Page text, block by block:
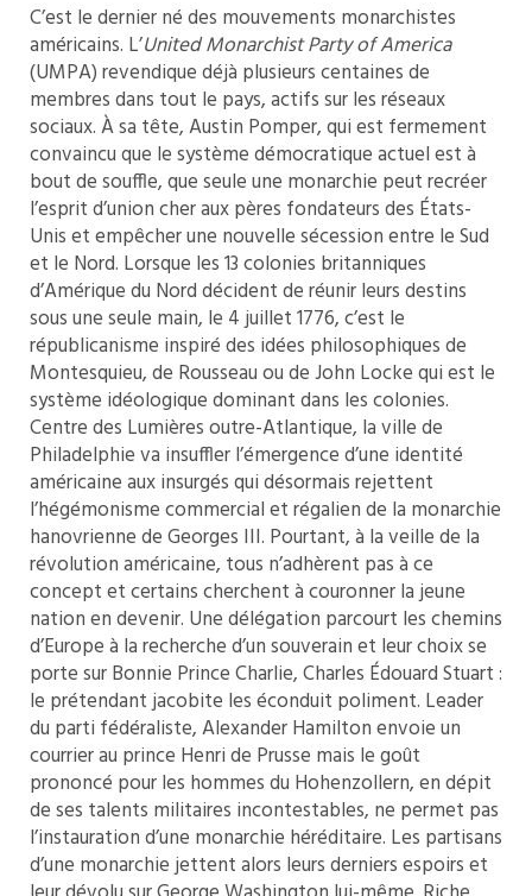
C’est le dernier né des mouvements monarchistes
américains. L’United Monarchist Party of America
(UMPA) revendique déjà plusieurs centaines de
membres dans tout le pays, actifs sur les réseaux
sociaux. À sa tête, Austin Pomper, qui est fermement
convaincu que le système démocratique actuel est à
bout de souffle, que seule une monarchie peut recréer
l’esprit d’union cher aux pères fondateurs des États-
Unis et empêcher une nouvelle sécession entre le Sud
et le Nord. Lorsque les 13 colonies britanniques
d’Amérique du Nord décident de réunir leurs destins
sous une seule main, le 4 juillet 1776, c’est le
républicanisme inspiré des idées philosophiques de
Montesquieu, de Rousseau ou de John Locke qui est le
système idéologique dominant dans les colonies.
Centre des Lumières outre-Atlantique, la ville de
Philadelphie va insuffler l’émergence d’une identité
américaine aux insurgés qui désormais rejettent
l’hégémonisme commercial et régalien de la monarchie
hanovrienne de Georges III. Pourtant, à la veille de la
révolution américaine, tous n’adhèrent pas à ce
concept et certains cherchent à couronner la jeune
nation en devenir. Une délégation parcourt les chemins
d’Europe à la recherche d’un souverain et leur choix se
porte sur Bonnie Prince Charlie, Charles Édouard Stuart :
le prétendant jacobite les éconduit poliment. Leader
du parti fédéraliste, Alexander Hamilton envoie un
courrier au prince Henri de Prusse mais le goût
prononcé pour les hommes du Hohenzollern, en dépit
de ses talents militaires incontestables, ne permet pas
l’instauration d’une monarchie héréditaire. Les partisans
d’une monarchie jettent alors leurs derniers espoirs et